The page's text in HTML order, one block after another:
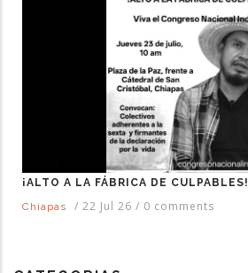
¡ALTO A LA FÁBRICA DE CULPABLES!
Chiapas
/ 22 Jul 26 / 0 comments